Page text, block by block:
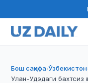
Бош саҳифа›Ўзбекистон
Улан-Удэдаги бахтсиз